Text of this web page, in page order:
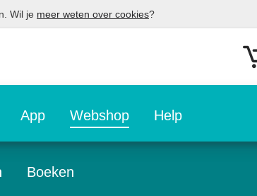
Wil je meer weten over cookies?
App Webshop Help
Boeken